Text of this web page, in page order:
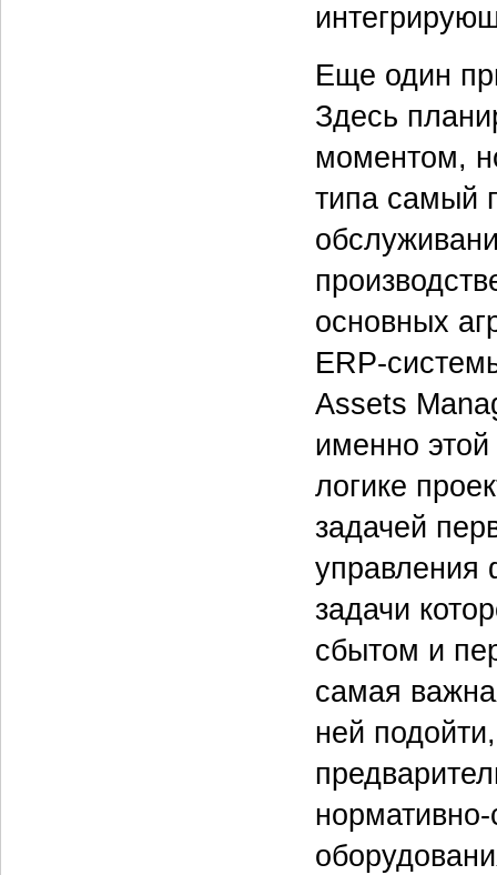
Еще один
Здесь
моментом,
типа самый
основных
ERP-
Assets
именно
логике
задачей
управления
задачи
сбытом и
самая
ней